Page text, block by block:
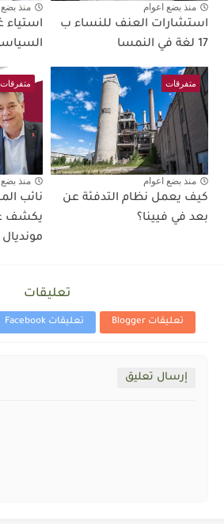
منذ بضع اعوام
استشارات العنف للنساء ب
17 لغة في النمسا
منذ بضع
متفرقات
منذ بضع اعوام
كيف يعمل نظام التدفئة عن
بعد في فيينا؟
متفرقات
منذ بضع
نائب
يكشف
تعليقات
تعليقات Blogger تعليقات Facebook
إرسال تعليق